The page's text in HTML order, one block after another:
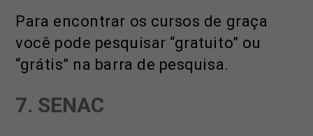
Para encontrar os cursos de graça
você pode pesquisar “gratuito” ou
“grátis” na barra de pesquisa.
7. SENAC